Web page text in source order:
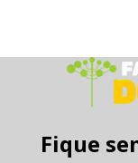
Fique